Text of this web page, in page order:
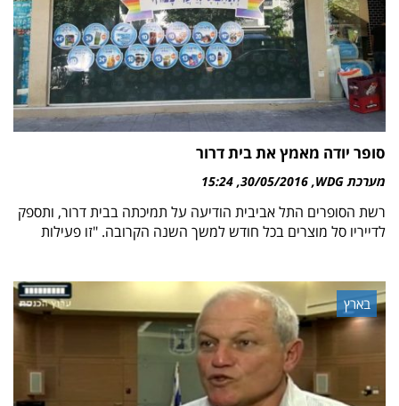
סופר יודה מאמץ את בית דרור
מערכת WDG 30/05/2016
15:24
רשת הסופרים התל אביבית הודיעה על תמיכתה בבית דרור, ותספק
לדייריו סל מוצרים בכל חודש למשך השנה הקרובה. "זו פעילות
בארץ